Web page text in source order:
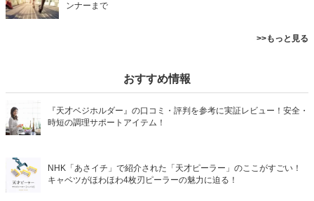
ンナーまで
>>もっと見る
おすすめ情報
『天才ベジホルダー』の口コミ・評判を参考に実証レビュー！安全・
時短の調理サポートアイテム！
NHK「あさイチ」で紹介された「天才ピーラー」のここがすごい！
キャベツがほわほわ4枚刃ピーラーの魅力に迫る！